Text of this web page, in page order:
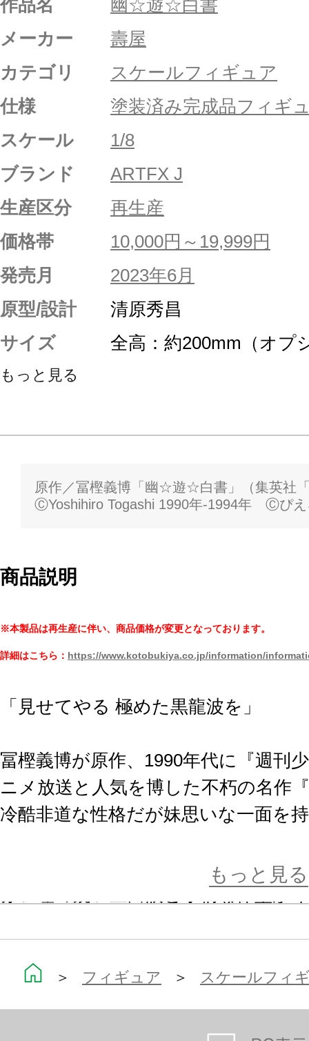
作品名
幽☆遊☆白書
メーカー
壽屋
カテゴリ
スケールフィギュア
仕様
塗装済み完成品フィギ
スケール
1/8
ブランド
ARTFX J
生産区分
再生産
価格帯
10,000円～19,999円
発売月
2023年6月
原型/設計
清原秀昌
サイズ
全高：約200mm（オプ
もっと見る
原作／冨樫義博「幽☆遊☆白書」（集英社
ⒸYoshihiro Togashi 1990年-1994年 Ⓒぴえ
商品説明
※本製品は再生産に伴い、商品価格が変更となっております。
詳細はこちら： https://www.kotobukiya.co.jp/information/
「見せてやる 極めた黒龍波を」
冨樫義博が原作、1990年代に『週刊
ニメ放送と人気を博した不朽の名
冷酷非道な性格だが妹思いな一面を
ンにこだわり魔界の黒炎を表現。
もっと見る
＞ フィギュア ＞ スケールフィ